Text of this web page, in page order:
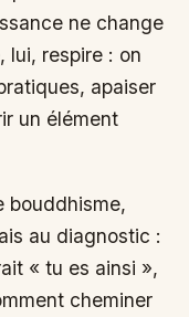
ne change
lui, respire : on
apaiser
un élément
bouddhisme,
au diagnostic :
« tu es ainsi »,
cheminer